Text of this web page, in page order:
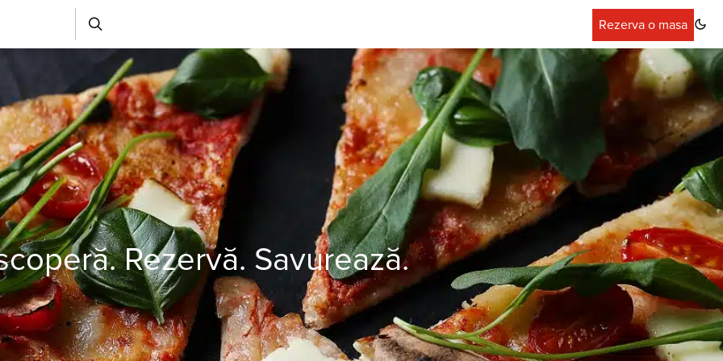
Rezerva o masa
Rezervă. Savurează.